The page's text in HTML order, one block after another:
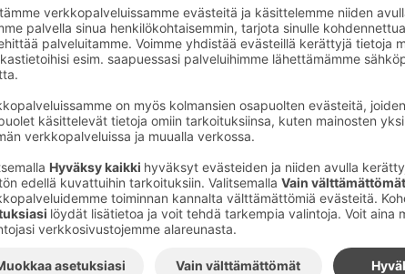
huomiota hävikkiin. Resepteissä suositaan
ravitsemussuositusten mukaisesti ja
Ässäkokki-reseptit ja kurssitoiminta ovat
ruokakasvatusta. S-ryhmä kannustaa
ilmastoystävällisemmin. Ryhmän
kasvispohjaisten ruokien määrän nostamisen 65
Kotona voi kokeilla Ässäkokki-reseptien
ne löytyvät myös verkosta osoitteesta
Reseptit on laadittu S-kokeilukeittiössä ja